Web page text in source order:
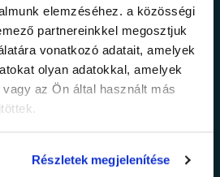
elemzéséhez. a közösségi
partnereinkkel megosztjuk
vonatkozó adatait, amelyek
olyan adatokkal, amelyek
az Ön által használt más
Részletek megjelenítése
tanfolyamainkról,
és időszakos